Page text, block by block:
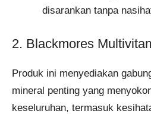
disarankan tanpa
2. Blackmores
Produk ini menyediakan
mineral penting yang
keseluruhan, termasuk